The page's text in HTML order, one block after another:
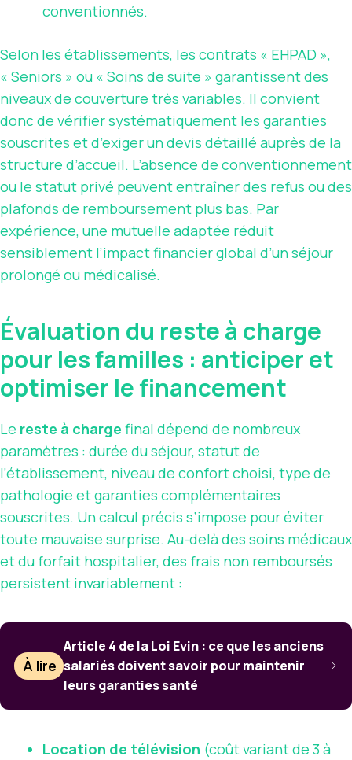
conventionnés.
Selon les établissements, les contrats « EHPAD »,
« Seniors » ou « Soins de suite » garantissent des
niveaux de couverture très variables. Il convient
donc de vérifier systématiquement les garanties
souscrites et d’exiger un devis détaillé auprès de la
structure d’accueil. L’absence de conventionnement
ou le statut privé peuvent entraîner des refus ou des
plafonds de remboursement plus bas. Par
expérience, une mutuelle adaptée réduit
sensiblement l’impact financier global d’un séjour
prolongé ou médicalisé.
Évaluation du reste à charge
pour les familles : anticiper et
optimiser le financement
Le reste à charge final dépend de nombreux
paramètres : durée du séjour, statut de
l’établissement, niveau de confort choisi, type de
pathologie et garanties complémentaires
souscrites. Un calcul précis s’impose pour éviter
toute mauvaise surprise. Au-delà des soins médicaux
et du forfait hospitalier, des frais non remboursés
persistent invariablement :
À lire
Article 4 de la Loi Evin : ce que les anciens
salariés doivent savoir pour maintenir
leurs garanties santé
Location de télévision (coût variant de 3 à